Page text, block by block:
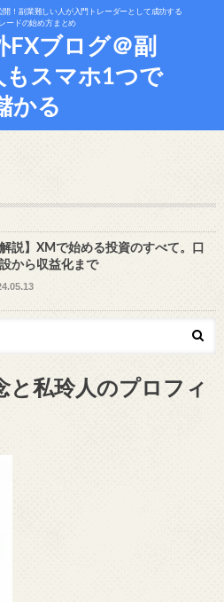
！副業難しい人が入門トレーダーとして成功する
ードの始め方まとめ
FXブログ＠副
もスマホ1つで
かる
解説】XMで始める投資のすべて。口
から収益化まで
と私玲人のプロフィ